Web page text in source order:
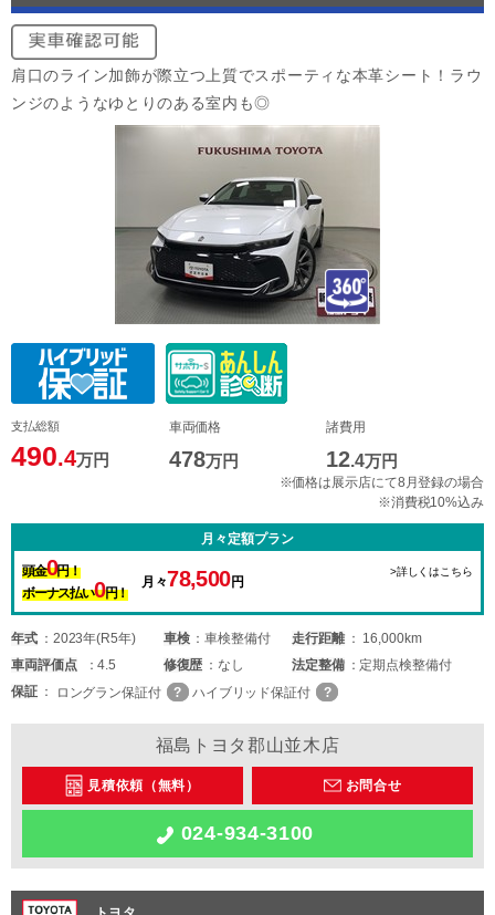
肩口のライン加飾が際立つ上質でスポーティな本革シート！ラウ
ンジのようなゆとりのある室内も◎
支払総額
490.4万円
車両価格
478万円
諸費用
12.4万円
※価格は展示店にて8月登録の場合
※消費税10%込み
月々定額プラン
頭金0円！
ボーナス払い0円！
月々78,500円
>詳しくはこちら
年式 2023年(R5年) 車検 車検整備付 走行距離
16,000km
車両評価点 4.5 修復歴 なし 法定整備
定期点検整備付
保証
ロングラン保証付 ハイブリッド保証付
福島トヨタ郡山並木店
見積依頼（無料） お問合せ
024-934-3100